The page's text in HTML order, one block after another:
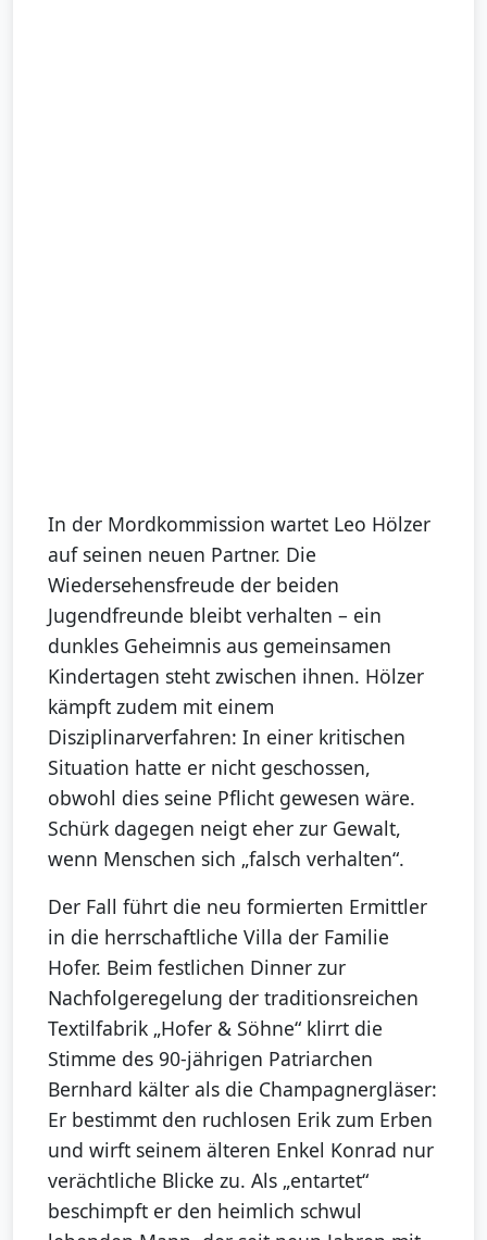
In der Mordkommission wartet Leo Hölzer
auf seinen neuen Partner. Die
Wiedersehensfreude der beiden
Jugendfreunde bleibt verhalten – ein
dunkles Geheimnis aus gemeinsamen
Kindertagen steht zwischen ihnen. Hölzer
kämpft zudem mit einem
Disziplinarverfahren: In einer kritischen
Situation hatte er nicht geschossen,
obwohl dies seine Pflicht gewesen wäre.
Schürk dagegen neigt eher zur Gewalt,
wenn Menschen sich „falsch verhalten“.
Der Fall führt die neu formierten Ermittler
in die herrschaftliche Villa der Familie
Hofer. Beim festlichen Dinner zur
Nachfolgeregelung der traditionsreichen
Textilfabrik „Hofer & Söhne“ klirrt die
Stimme des 90-jährigen Patriarchen
Bernhard kälter als die Champagnergläser:
Er bestimmt den ruchlosen Erik zum Erben
und wirft seinem älteren Enkel Konrad nur
verächtliche Blicke zu. Als „entartet“
beschimpft er den heimlich schwul